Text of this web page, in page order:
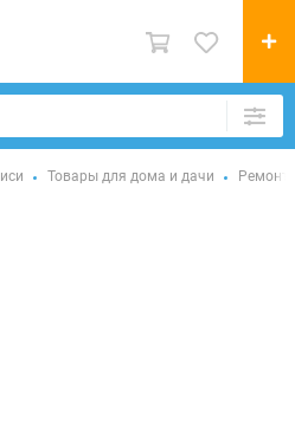
Товары для дома и дачи Ремонт